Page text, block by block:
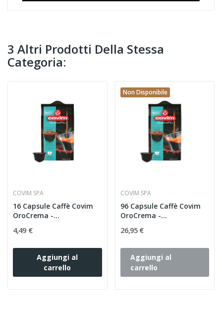
3 Altri Prodotti Della Stessa
Categoria:
COVIM SPA
16 Capsule Caffè Covim
OroCrema -
4,49 €
Aggiungi al
carrello
Non Disponibile
COVIM SPA
96 Capsule Caffè Covim
OroCrema -
26,95 €
Aggiungi al
carrello